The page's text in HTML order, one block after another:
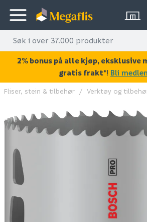
KAN DISSE VÆRE AV
Fliser, stein & tilbehør Verktøy og
2% bonus på alle kjøp, eksklusive
gratis frakt*! Bli